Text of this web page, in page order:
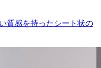
質感を持ったシート状の